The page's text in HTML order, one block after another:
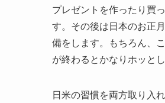
プレゼントを作ったり買
す。その後は日本のお正
備をします。もちろん、
が終わるとかなりホッとし
日米の習慣を両方取り入